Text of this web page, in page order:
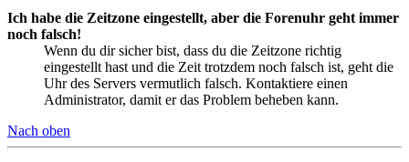
Ich habe die Zeitzone eingestellt, aber die Forenuhr geht immer
noch falsch!
Wenn du dir sicher bist, dass du die Zeitzone richtig
eingestellt hast und die Zeit trotzdem noch falsch ist, geht die
Uhr des Servers vermutlich falsch. Kontaktiere einen
Administrator, damit er das Problem beheben kann.
Nach oben